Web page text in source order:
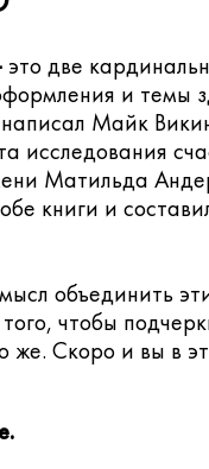
это две
и темы
Майк
исследования
Матильда
книги и
объединить
чтобы
же. Скоро и вы в